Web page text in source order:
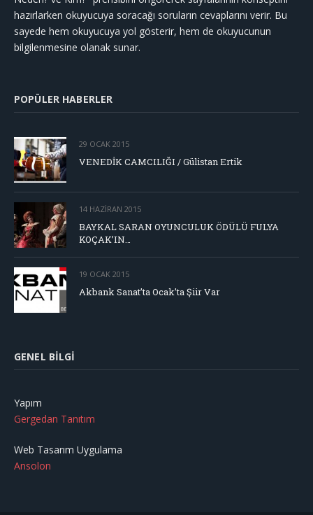
hazırlarken okuyucuya soracağı soruların cevaplarını verir. Bu
sayede hem okuyucuya yol gösterir, hem de okuyucunun
bilgilenmesine olanak sunar.
POPÜLER HABERLER
29 OCAK 2015
VENEDİK CAMCILIĞI / Gülistan Ertik
14 HAZIRAN 2015
BAYKAL SARAN OYUNCULUK ÖDÜLÜ FULYA
KOÇAK’IN…
19 OCAK 2015
Akbank Sanat’ta Ocak’ta Şiir Var
GENEL BILGI
Yapım
Gergedan Tanıtım
Web Tasarım Uygulama
Ansolon